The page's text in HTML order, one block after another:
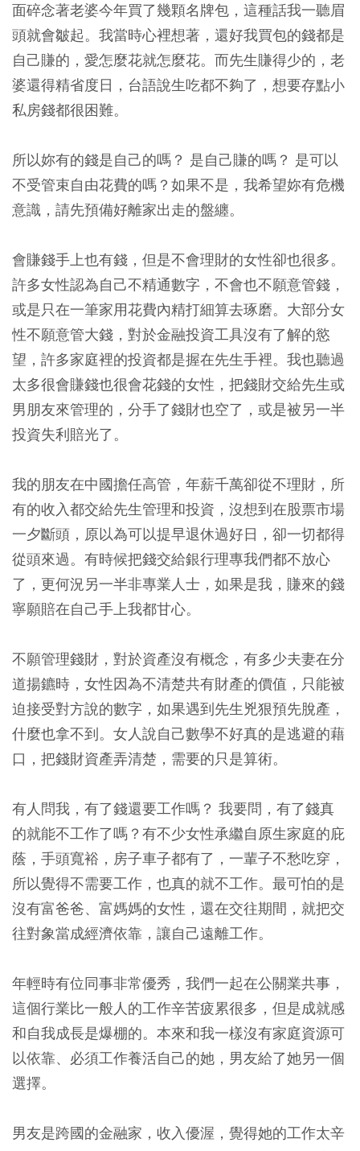
面碎念著老婆今年買了幾顆名牌包，這種話我一聽眉
頭就會皺起。我當時心裡想著，還好我買包的錢都是
自己賺的，愛怎麼花就怎麼花。而先生賺得少的，老
婆還得精省度日，台語說生吃都不夠了，想要存點小
私房錢都很困難。
所以妳有的錢是自己的嗎？ 是自己賺的嗎？ 是可以
不受管束自由花費的嗎？如果不是，我希望妳有危機
意識，請先預備好離家出走的盤纏。
會賺錢手上也有錢，但是不會理財的女性卻也很多。
許多女性認為自己不精通數字，不會也不願意管錢，
或是只在一筆家用花費內精打細算去琢磨。大部分女
性不願意管大錢，對於金融投資工具沒有了解的慾
望，許多家庭裡的投資都是握在先生手裡。我也聽過
太多很會賺錢也很會花錢的女性，把錢財交給先生或
男朋友來管理的，分手了錢財也空了，或是被另一半
投資失利賠光了。
我的朋友在中國擔任高管，年薪千萬卻從不理財，所
有的收入都交給先生管理和投資，沒想到在股票市場
一夕斷頭，原以為可以提早退休過好日，卻一切都得
從頭來過。有時候把錢交給銀行理專我們都不放心
了，更何況另一半非專業人士，如果是我，賺來的錢
寧願賠在自己手上我都甘心。
不願管理錢財，對於資產沒有概念，有多少夫妻在分
道揚鑣時，女性因為不清楚共有財產的價值，只能被
迫接受對方說的數字，如果遇到先生兇狠預先脫產，
什麼也拿不到。女人說自己數學不好真的是逃避的藉
口，把錢財資產弄清楚，需要的只是算術。
有人問我，有了錢還要工作嗎？ 我要問，有了錢真
的就能不工作了嗎？有不少女性承繼自原生家庭的庇
蔭，手頭寬裕，房子車子都有了，一輩子不愁吃穿，
所以覺得不需要工作，也真的就不工作。 最可怕的是
沒有富爸爸、富媽媽的女性，還在交往期間，就把交
往對象當成經濟依靠，讓自己遠離工作。
年輕時有位同事非常優秀，我們一起在公關業共事，
這個行業比一般人的工作辛苦疲累很多，但是成就感
和自我成長是爆棚的。本來和我一樣沒有家庭資源可
以依靠、必須工作養活自己的她，男友給了她另一個
選擇。
男友是跨國的金融家，收入優渥，覺得她的工作太辛